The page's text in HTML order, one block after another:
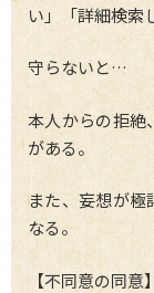
い」「詳細検索
守らないと…
本人からの拒絶
がある。
また、妄想が極
なる。
【不同意の同意】